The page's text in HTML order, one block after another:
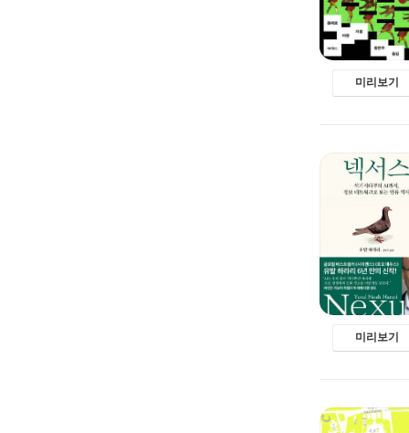
미리보기
미리보기